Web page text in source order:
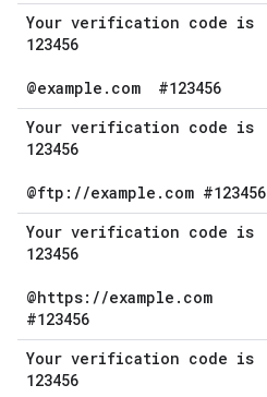
Your verification code is
123456
@example . com #123456
Your verification code is
123456
@ftp: //example . com #123456
Your verification code is
123456
@https: //example . com
#123456
Your verification code is
123456